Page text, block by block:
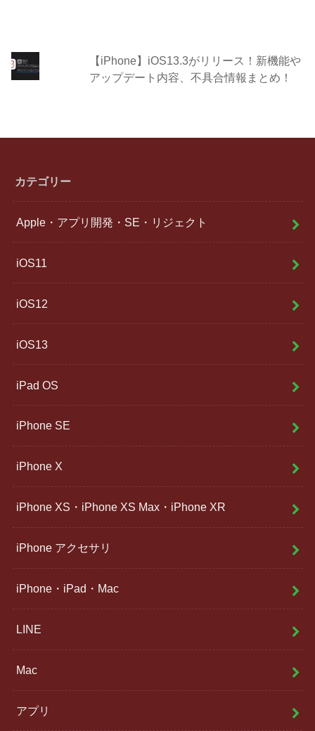
【iPhone】iOS13.3がリリース！新機能や
アップデート内容、不具合情報まとめ！
カテゴリー
Apple・アプリ開発・SE・リジェクト
iOS11
iOS12
iOS13
iPad OS
iPhone SE
iPhone X
iPhone XS・iPhone XS Max・iPhone XR
iPhone アクセサリ
iPhone・iPad・Mac
LINE
Mac
アプリ